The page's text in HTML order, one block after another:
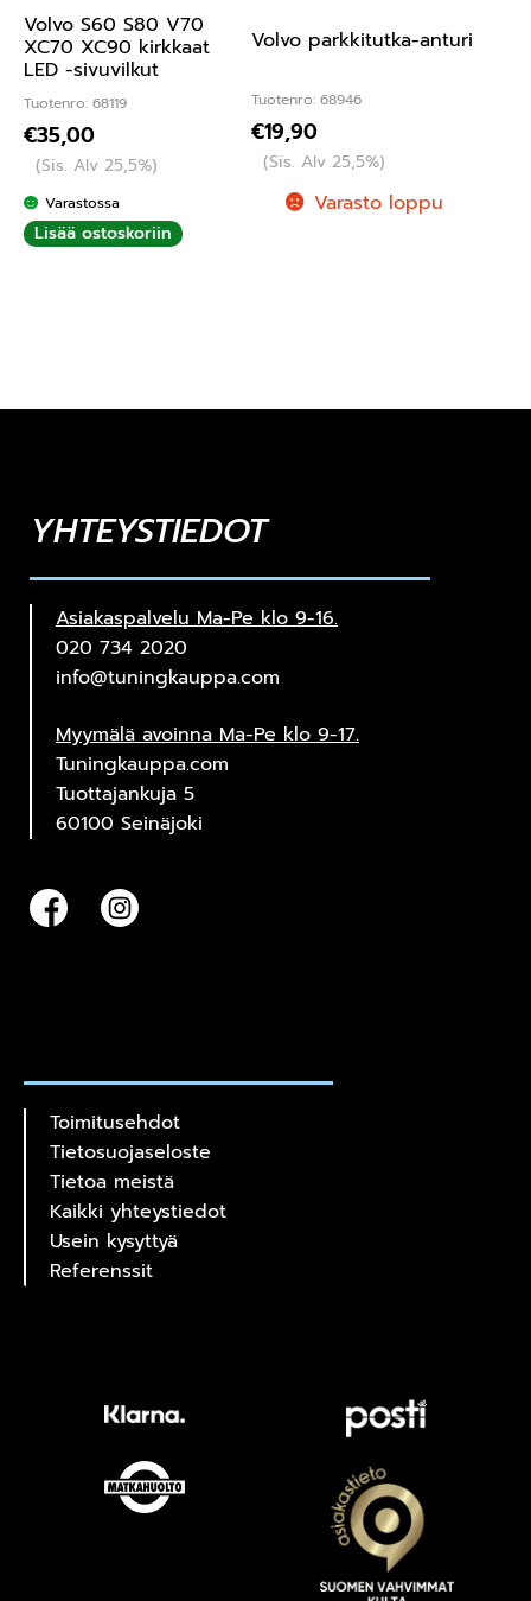
Volvo S60 S80 V70
XC70 XC90 kirkkaat
LED -sivuvilkut
Tuotenro: 68119
€35,00
(Sis. Alv 25,5%)
Varastossa
Lisää ostoskoriin
Volvo parkkitutka-anturi
Tuotenro: 68946
€19,90
(Sis. Alv 25,5%)
Varasto loppu
YHTEYSTIEDOT
Asiakaspalvelu Ma-Pe klo 9-16.
020 734 2020
info@tuningkauppa.com
Myymälä avoinna Ma-Pe klo 9-17.
Tuningkauppa.com
Tuottajankuja 5
60100 Seinäjoki
Toimitusehdot
Tietosuojaseloste
Tietoa meistä
Kaikki yhteystiedot
Usein kysyttyä
Referenssit